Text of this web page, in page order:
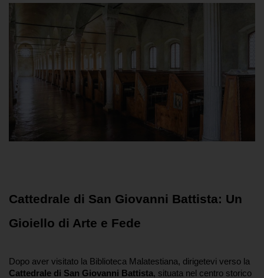
Cattedrale di San Giovanni Battista: Un
Gioiello di Arte e Fede
Cattedrale di San Giovanni Battista, situata nel centro storico